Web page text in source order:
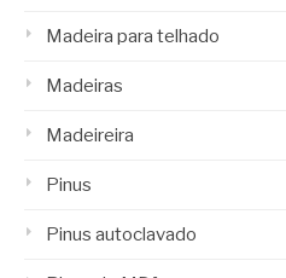
Madeira para telhado
Madeiras
Madeireira
Pinus
Pinus autoclavado